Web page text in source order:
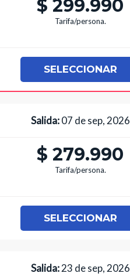
$ 299.990
Tarifa/persona.
SELECCIONAR
Salida:07 de sep, 2026
$ 279.990
Tarifa/persona.
SELECCIONAR
Salida:23 de sep, 2026